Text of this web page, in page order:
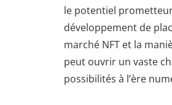
le potentiel
développement de
marché NFT et la
peut ouvrir un vaste
possibilités à l’ère